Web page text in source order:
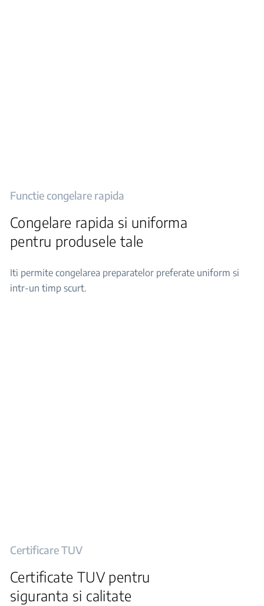
Functie congelare rapida
Congelare rapida si uniforma
pentru produsele tale
Iti permite congelarea preparatelor preferate uniform si
intr-un timp scurt.
Certificare TUV
Certificate TUV pentru
siguranta si calitate